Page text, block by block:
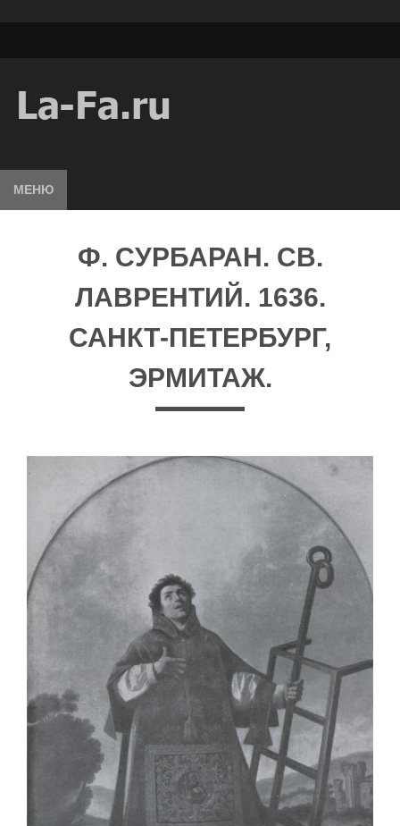
МЕНЮ
Ф. СУРБАРАН. СВ.
ЛАВРЕНТИЙ. 1636.
САНКТ-ПЕТЕРБУРГ,
ЭРМИТАЖ.